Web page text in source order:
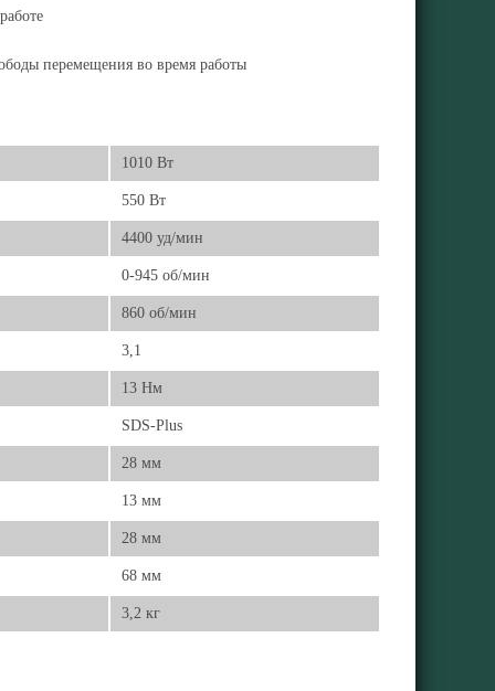
перемещения во время работы
1010 Вт
550 Вт
4400 уд/мин
0-945 об/мин
860 об/мин
3,1
13 Нм
SDS-Plus
28 мм
13 мм
28 мм
68 мм
3,2 кг